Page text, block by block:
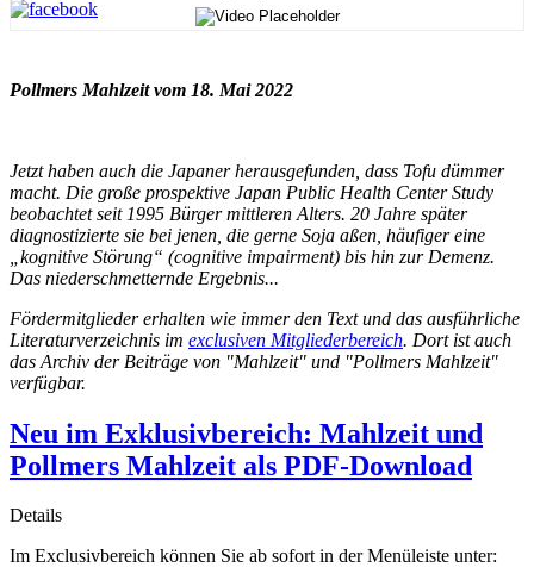
Pollmers Mahlzeit vom 18. Mai 2022
Jetzt haben auch die Japaner herausgefunden, dass Tofu dümmer
macht. Die große prospektive Japan Public Health Center Study
beobachtet seit 1995 Bürger mittleren Alters. 20 Jahre später
diagnostizierte sie bei jenen, die gerne Soja aßen, häufiger eine
„kognitive Störung“ (cognitive impairment) bis hin zur Demenz.
Das niederschmetternde Ergebnis...
Fördermitglieder erhalten wie immer den Text und das ausführliche
Literaturverzeichnis im exclusiven Mitgliederbereich. Dort ist auch
das Archiv der Beiträge von "Mahlzeit" und "Pollmers Mahlzeit"
verfügbar.
Neu im Exklusivbereich: Mahlzeit und
Pollmers Mahlzeit als PDF-Download
Details
Im Exclusivbereich können Sie ab sofort in der Menüleiste unter: